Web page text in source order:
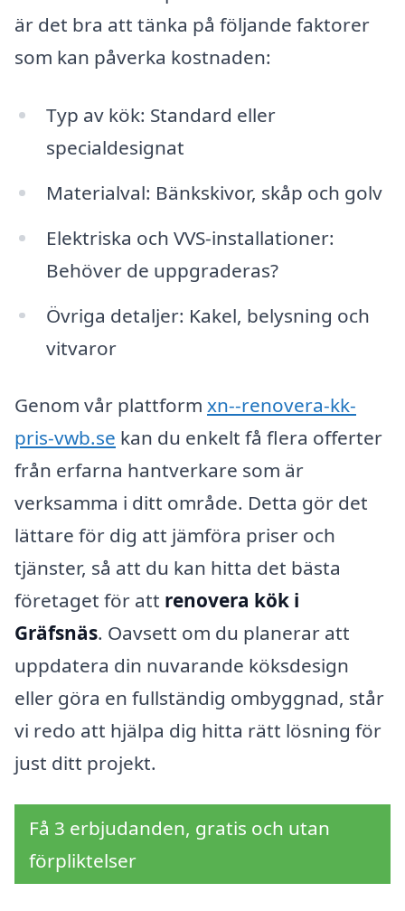
är det bra att tänka på följande faktorer
som kan påverka kostnaden:
Typ av kök: Standard eller
specialdesignat
Materialval: Bänkskivor, skåp och golv
Elektriska och VVS-installationer:
Behöver de uppgraderas?
Övriga detaljer: Kakel, belysning och
vitvaror
Genom vår plattform xn--renovera-kk-
pris-vwb.se kan du enkelt få flera offerter
från erfarna hantverkare som är
verksamma i ditt område. Detta gör det
lättare för dig att jämföra priser och
tjänster, så att du kan hitta det bästa
företaget för att renovera kök i
Gräfsnäs. Oavsett om du planerar att
uppdatera din nuvarande köksdesign
eller göra en fullständig ombyggnad, står
vi redo att hjälpa dig hitta rätt lösning för
just ditt projekt.
Få 3 erbjudanden, gratis och utan
förpliktelser